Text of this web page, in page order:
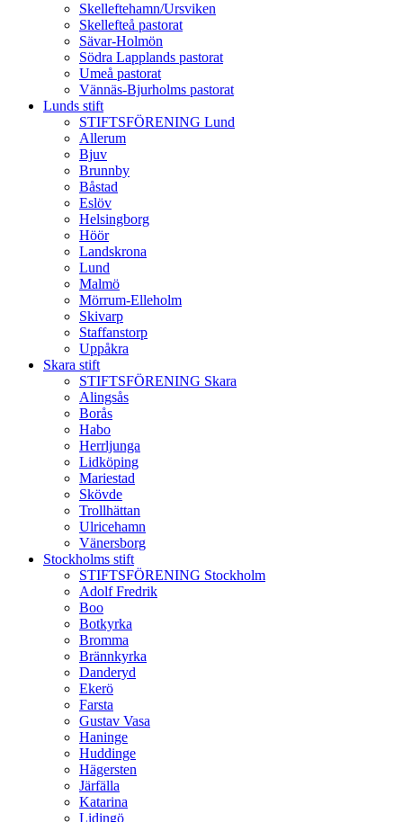
Skelleftehamn/Ursviken
Skellefteå pastorat
Sävar-Holmön
Södra Lapplands pastorat
Umeå pastorat
Vännäs-Bjurholms pastorat
Lunds stift
STIFTSFÖRENING Lund
Allerum
Bjuv
Brunnby
Båstad
Eslöv
Helsingborg
Höör
Landskrona
Lund
Malmö
Mörrum-Elleholm
Skivarp
Staffanstorp
Uppåkra
Skara stift
STIFTSFÖRENING Skara
Alingsås
Borås
Habo
Herrljunga
Lidköping
Mariestad
Skövde
Trollhättan
Ulricehamn
Vänersborg
Stockholms stift
STIFTSFÖRENING Stockholm
Adolf Fredrik
Boo
Botkyrka
Bromma
Brännkyrka
Danderyd
Ekerö
Farsta
Gustav Vasa
Haninge
Huddinge
Hägersten
Järfälla
Katarina
Lidingö